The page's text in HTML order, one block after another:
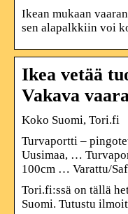
Ikean mukaan
sen alapalkkiin voi
Ikea vetää
Vakava
Koko Suomi, Tori.fi
Turvaportti –
Uusimaa, …
100cm … Varattu/
Tori.fi:ssä on tällä
Suomi. Tutustu